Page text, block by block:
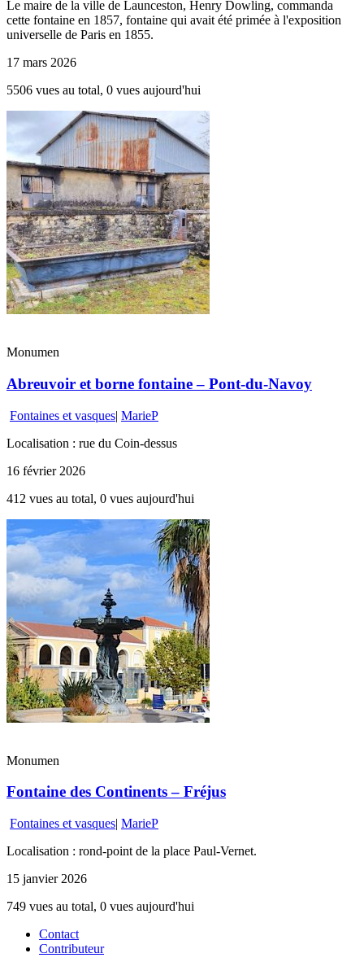
Le maire de la ville de Launceston, Henry Dowling, commanda
cette fontaine en 1857, fontaine qui avait été primée à l'exposition
universelle de Paris en 1855.
17 mars 2026
5506 vues au total, 0 vues aujourd'hui
Monumen
Abreuvoir et borne fontaine – Pont-du-Navoy
Fontaines et vasques| MarieP
Localisation : rue du Coin-dessus
16 février 2026
412 vues au total, 0 vues aujourd'hui
Monumen
Fontaine des Continents – Fréjus
Fontaines et vasques| MarieP
Localisation : rond-point de la place Paul-Vernet.
15 janvier 2026
749 vues au total, 0 vues aujourd'hui
Contact
Contributeur